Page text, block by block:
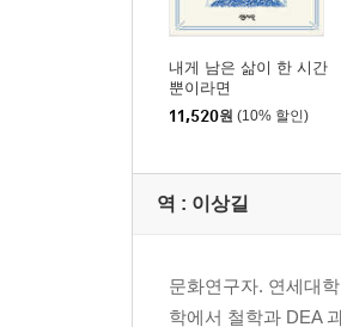
내게 남은 삶이 한 시간
뿐이라면
11,520원 (10% 할인)
역 : 이상길
문화연구자. 연세대
학에서 철학과 DEA